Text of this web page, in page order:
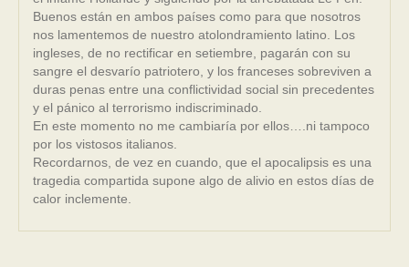
Buenos están en ambos países como para que nosotros
nos lamentemos de nuestro atolondramiento latino. Los
ingleses, de no rectificar en setiembre, pagarán con su
sangre el desvarío patriotero, y los franceses sobreviven a
duras penas entre una conflictividad social sin precedentes
y el pánico al terrorismo indiscriminado.
En este momento no me cambiaría por ellos….ni tampoco
por los vistosos italianos.
Recordarnos, de vez en cuando, que el apocalipsis es una
tragedia compartida supone algo de alivio en estos días de
calor inclemente.